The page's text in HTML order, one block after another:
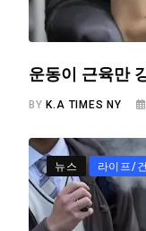
운동이 근육만
BY K.A TIMES NY
뉴스 라이프/